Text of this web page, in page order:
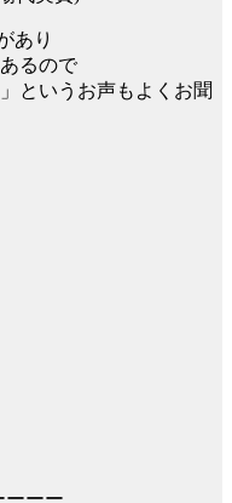
あり
るので
というお声もよくお聞
ーーー